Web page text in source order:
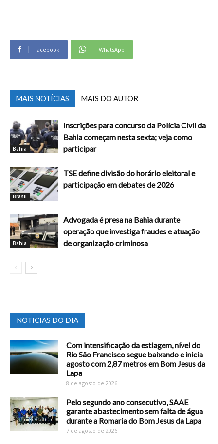
Facebook WhatsApp
MAIS NOTÍCIAS MAIS DO AUTOR
Bahia
Inscrições para concurso da Polícia Civil da
Bahia começam nesta sexta; veja como
participar
Brasil
TSE define divisão do horário eleitoral e
participação em debates de 2026
Bahia
Advogada é presa na Bahia durante
operação que investiga fraudes e atuação
de organização criminosa
NOTICIAS DO DIA
Com intensificação da estiagem, nível do
Rio São Francisco segue baixando e inicia
agosto com 2,87 metros em Bom Jesus da
Lapa
8 de agosto de 2026
Pelo segundo ano consecutivo, SAAE
garante abastecimento sem falta de água
durante a Romaria do Bom Jesus da Lapa
7 de agosto de 2026